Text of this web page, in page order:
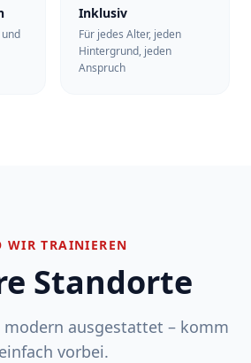
Inklusiv
Für jedes Alter, jeden
Hintergrund, jeden
Anspruch
WIR TRAINIEREN
Standorte
ausgestattet – komm
einfach vorbei.